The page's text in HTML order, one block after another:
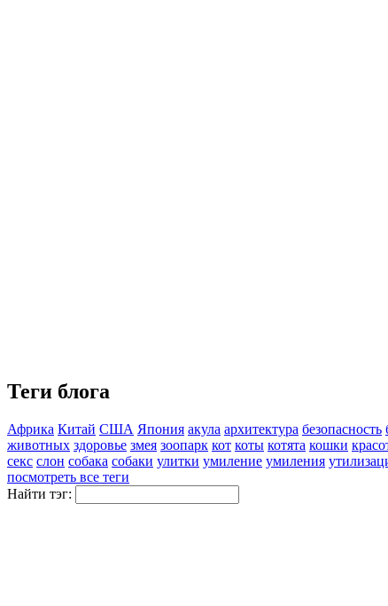
Теги блога
Африка Китай США Япония акула архитектура безопасность
животных здоровье змея зоопарк кот коты котята кошки
секс слон собака собаки улитки умиление умиления
посмотреть все теги
Найти тэг: